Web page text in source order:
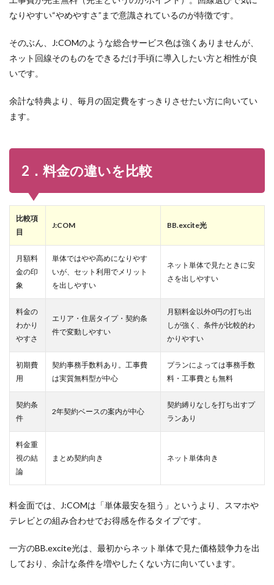
なりやすい“やめやすさ”まで意識されているのが特徴です。
そのぶん、J:COMのような総合サービス色は強くありませんが、
ネット回線そのものをできるだけ手頃に導入したい方と相性が良
いです。
余計な特典より、毎月の固定費をすっきりさせたい方に向いてい
ます。
2．料金の違いを比較
比較項
目
J:COM BB.excite光
月額料
金の印
象
単体ではやや高めになりやす
いが、セット利用でメリット
を出しやすい
ネット単体で見たときに安
さを出しやすい
料金の
わかり
やすさ
エリア・住居タイプ・契約条
件で変動しやすい
月額料金以外0円の打ち出
しが強く、条件が比較的わ
かりやすい
初期費
用
契約事務手数料あり。工事費
は実質無料型が中心
プランによっては事務手数
料・工事費とも無料
契約条
件
2年契約ベースの案内が中心
契約縛りなしを打ち出すプ
ランあり
料金重
視の結
論
まとめ契約向き ネット単体向き
料金面では、J:COMは「単体最安を狙う」というより、スマホや
テレビとの組み合わせでお得感を作るタイプです。
一方のBB.excite光は、最初からネット単体で見た価格競争力を出
しており、余計な条件を増やしたくない方に向いています。